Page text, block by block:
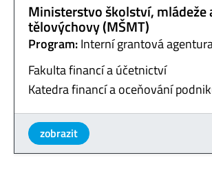
Ministerstvo školství, mládeže
tělovýchovy (MŠMT)
Program:Interní grantová
Fakulta financí a účetnictví
Katedra financí a oceňování
zobrazit